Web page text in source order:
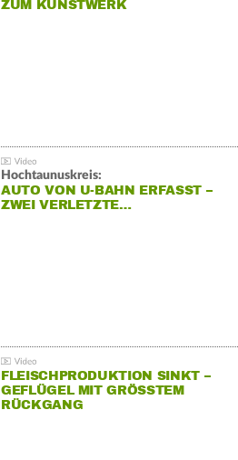
ZUM KUNSTWERK
Hochtaunuskreis:
AUTO VON U-BAHN ERFASST –
ZWEI VERLETZTE…
FLEISCHPRODUKTION SINKT –
GEFLÜGEL MIT GRÖSSTEM R
ÜCKGANG